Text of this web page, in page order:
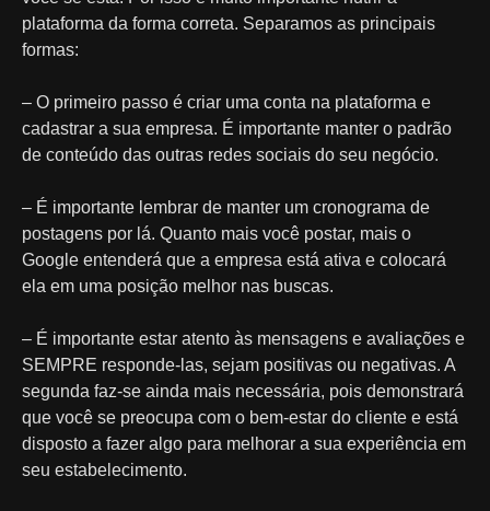
plataforma da forma correta. Separamos as principais
formas:
– O primeiro passo é criar uma conta na plataforma e
cadastrar a sua empresa. É importante manter o padrão
de conteúdo das outras redes sociais do seu negócio.
– É importante lembrar de manter um cronograma de
postagens por lá. Quanto mais você postar, mais o
Google entenderá que a empresa está ativa e colocará
ela em uma posição melhor nas buscas.
– É importante estar atento às mensagens e avaliações e
SEMPRE responde-las, sejam positivas ou negativas. A
segunda faz-se ainda mais necessária, pois demonstrará
que você se preocupa com o bem-estar do cliente e está
disposto a fazer algo para melhorar a sua experiência em
seu estabelecimento.